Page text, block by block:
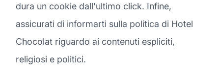
dura un cookie dall'ultimo click. Infine,
assicurati di informarti sulla politica di Hotel
Chocolat riguardo ai contenuti espliciti,
religiosi e politici.